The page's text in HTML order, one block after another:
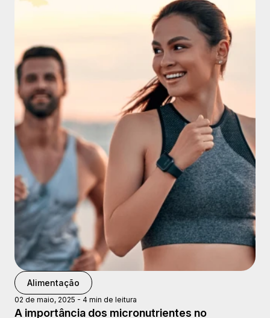
Alimentação
02 de maio, 2025 - 4 min de leitura
A importância dos micronutrientes no